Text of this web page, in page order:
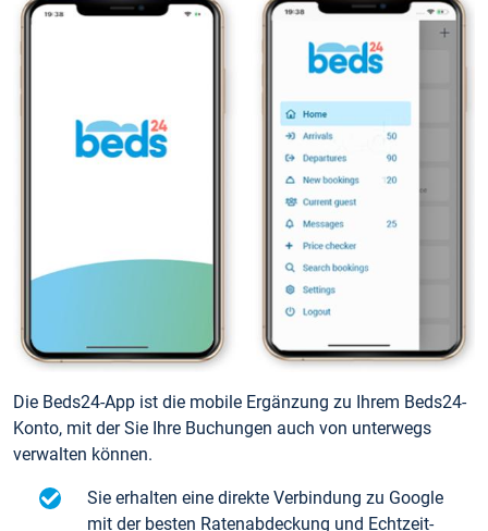
Die Beds24-App ist die mobile Ergänzung zu Ihrem Beds24-
Konto, mit der Sie Ihre Buchungen auch von unterwegs
verwalten können.
Sie erhalten eine direkte Verbindung zu Google
mit der besten Ratenabdeckung und Echtzeit-